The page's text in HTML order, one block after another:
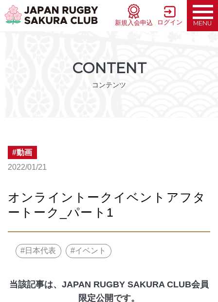
新規入会申込 ログイン MENU
CONTENT
コンテンツ
動画
2022/01/21
オンライントークイベントアフタ
ートーク_パート1
日本代表 イベント
当該記事は、JAPAN RUGBY SAKURA CLUB会員
限定公開です。